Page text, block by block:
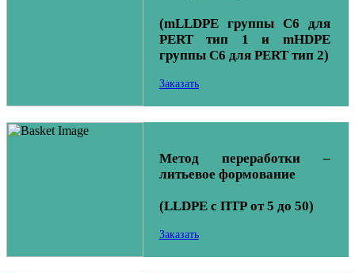
(mLLDPE группы C6 для
PERT тип 1 и mHDPE
группы C6 для PERT тип 2)
Заказать
Метод переработки –
литьевое формование
(LLDPE с ПТР от 5 до 50)
Заказать